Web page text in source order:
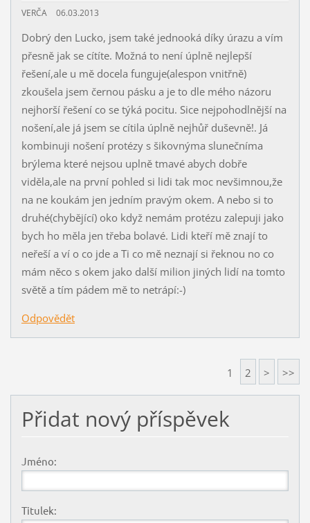
VERČA 06.03.2013
Dobrý den Lucko, jsem také jednooká díky úrazu a vím
přesně jak se cítíte. Možná to není úplně nejlepší
řešení,ale u mě docela funguje(alespon vnitřně)
zkoušela jsem černou pásku a je to dle mého názoru
nejhorší řešení co se týká pocitu. Sice nejpohodlnější na
nošení,ale já jsem se cítila úplně nejhůř duševně!. Já
kombinuji nošení protézy s šikovnýma slunečníma
brýlema které nejsou uplně tmavé abych dobře
viděla,ale na první pohled si lidi tak moc nevšimnou,že
na ne koukám jen jedním pravým okem. A nebo si to
druhé(chybějící) oko když nemám protézu zalepuji jako
bych ho měla jen třeba bolavé. Lidi kteří mě znají to
neřeší a ví o co jde a Ti co mě neznají si řeknou no co
mám něco s okem jako další milion jiných lidí na tomto
světě a tím pádem mě to netrápí:-)
Odpovědět
1 2 > >>
Přidat nový příspěvek
Jméno:
Titulek: